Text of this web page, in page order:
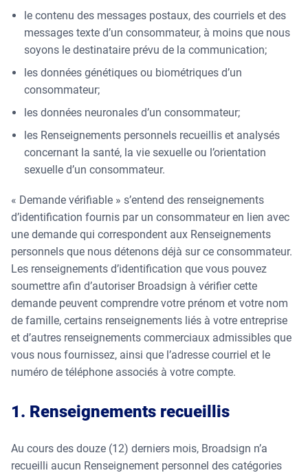
le contenu des messages postaux, des courriels et des
messages texte d’un consommateur, à moins que nous
soyons le destinataire prévu de la communication;
les données génétiques ou biométriques d’un
consommateur;
les données neuronales d’un consommateur;
les Renseignements personnels recueillis et analysés
concernant la santé, la vie sexuelle ou l’orientation
sexuelle d’un consommateur.
« Demande vérifiable » s’entend des renseignements
d’identification fournis par un consommateur en lien avec
une demande qui correspondent aux Renseignements
personnels que nous détenons déjà sur ce consommateur.
Les renseignements d’identification que vous pouvez
soumettre afin d’autoriser Broadsign à vérifier cette
demande peuvent comprendre votre prénom et votre nom
de famille, certains renseignements liés à votre entreprise
et d’autres renseignements commerciaux admissibles que
vous nous fournissez, ainsi que l’adresse courriel et le
numéro de téléphone associés à votre compte.
1. Renseignements recueillis
Au cours des douze (12) derniers mois, Broadsign n’a
recueilli aucun Renseignement personnel des catégories